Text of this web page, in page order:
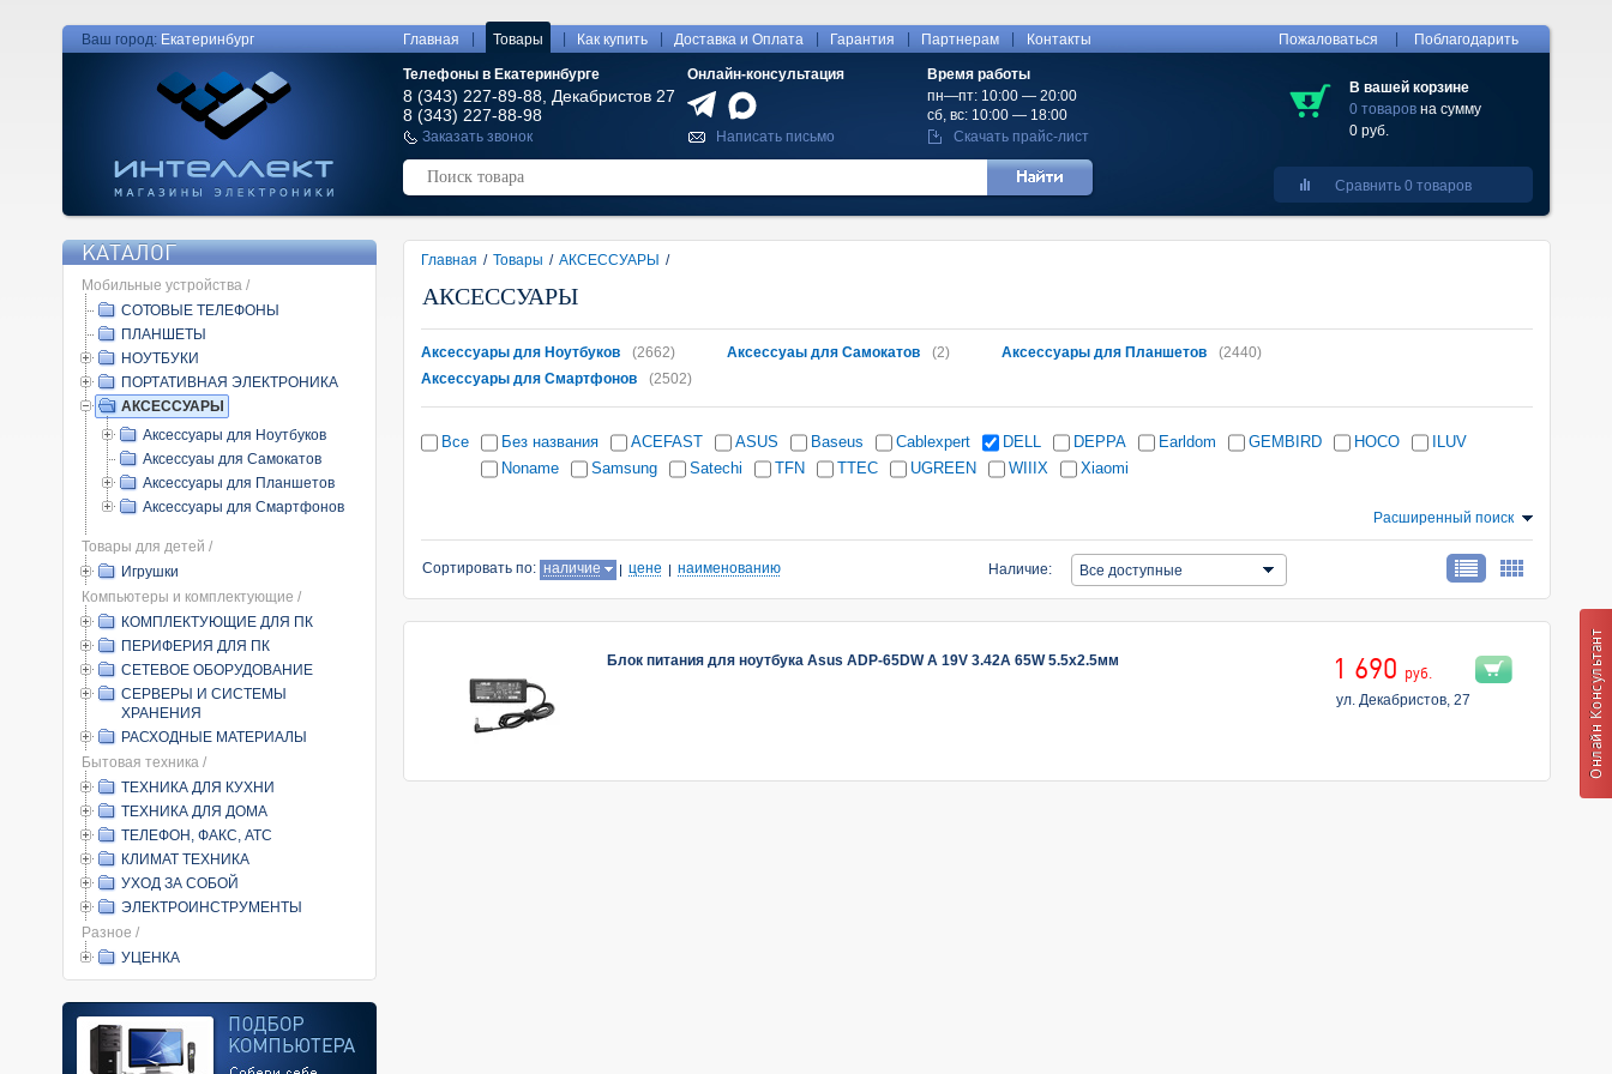
Ваш город: Екатеринбург Главная Товары Как купить Доставка и Оплата Гарантия Партнерам Контакты
Телефоны в Екатеринбурге
8 (343) 227-89-88, Декабристов 27
8 (343) 227-88-98
Онлайн-консультация
Время работы
пн—пт: 10:00 — 20:00
сб, вс: 10:00 — 18:00
Заказать звонок
Написать письмо Скачать прайс-лист
Пожаловаться Поблагодарить
В вашей корзине
0 товаров на сумму
0 руб.
Сравнить 0 товаров
КАТАЛОГ
Мобильные устройства /
СОТОВЫЕ ТЕЛЕФОНЫ
ПЛАНШЕТЫ
НОУТБУКИ
ПОРТАТИВНАЯ ЭЛЕКТРОНИКА
АКСЕССУАРЫ
Аксессуары для Ноутбуков
Аксессуаы для Самокатов
Аксессуары для Планшетов
Аксессуары для Смартфонов
Товары для детей /
Игрушки
Компьютеры и комплектующие /
КОМПЛЕКТУЮЩИЕ ДЛЯ ПК
ПЕРИФЕРИЯ ДЛЯ ПК
СЕТЕВОЕ ОБОРУДОВАНИЕ
СЕРВЕРЫ И СИСТЕМЫ
ХРАНЕНИЯ
РАСХОДНЫЕ МАТЕРИАЛЫ
Бытовая техника /
ТЕХНИКА ДЛЯ КУХНИ
ТЕХНИКА ДЛЯ ДОМА
ТЕЛЕФОН, ФАКС, АТС
КЛИМАТ ТЕХНИКА
УХОД ЗА СОБОЙ
ЭЛЕКТРОИНСТРУМЕНТЫ
Разное /
УЦЕНКА
Главная / Товары / АКСЕССУАРЫ /
АКСЕССУАРЫ
Аксессуары для Ноутбуков (2662) Аксессуаы для Самокатов (2) Аксессуары для Планшетов
(2440)
Аксессуары для Смартфонов
(2502)
Все Без названия ACEFAST ASUS Baseus Cablexpert DELL DEPPA Earldom GEMBIRD HOCO
ILUV
Noname
Samsung Satechi TFN TTEC UGREEN WIIIX Xiaomi
Расширенный поиск
Сортировать по: наличие цене наименованию Наличие: Все доступные
Блок питания для ноутбука Asus ADP-65DW A 19V 3.42A 65W 5.5x2.5мм 1 690 руб.
ул. Декабристов, 27